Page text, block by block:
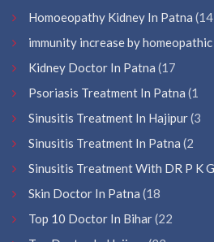
Homoeopathy Kidney In Patna (14
immunity increase by
Kidney Doctor In Patna (17
Psoriasis Treatment In Patna (1
Sinusitis Treatment In Hajipur(3
Sinusitis Treatment In Patna (2
Sinusitis Treatment With DR P K
Skin Doctor In Patna (18
Top 10 Doctor In Bihar(22